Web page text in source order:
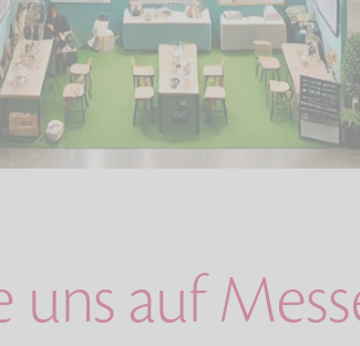
uns auf